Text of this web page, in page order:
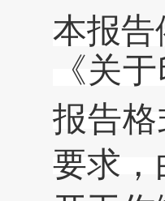
本报告
《关
报告格
要求，